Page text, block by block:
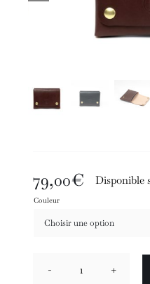
79,00€ Disponible
Couleur
quantité